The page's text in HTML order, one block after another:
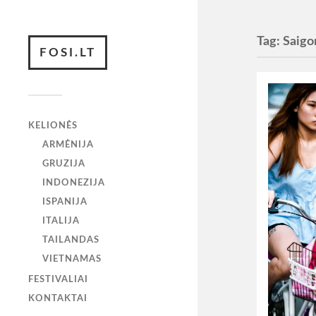
FOSI.LT
KELIONĖS
ARMĖNIJA
GRUZIJA
INDONEZIJA
ISPANIJA
ITALIJA
TAILANDAS
VIETNAMAS
FESTIVALIAI
KONTAKTAI
Tag: